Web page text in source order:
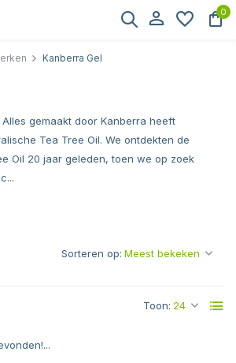
0
Kanberra Gel
gemaakt door Kanberra heeft
Tea Tree Oil. We ontdekten de
Oil 20 jaar geleden, toen we op zoek
Toon:
Sorteren op: